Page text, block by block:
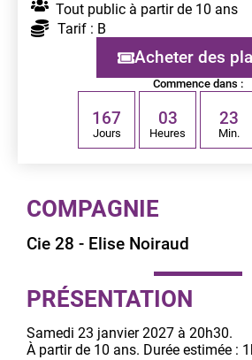
Tout public à partir de 10 ans
Tarif : B
Acheter des
Commence dans :
1 67
Jours
03
Heures
23
Min.
COMPAGNIE
Cie 28 - Elise Noiraud
PRÉSENTATION
Samedi 23 janvier 2027 à 20h30.
À partir de 10 ans. Durée estimée :